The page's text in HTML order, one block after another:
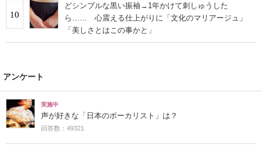
10
どシンプルな黒い振袖→1年かけて刺しゅうした
ら…… 心震える仕上がりに「文化のマリアージュ」
「美しさとはこの事かと」
アンケート
実施中
声が好きな「日本のボーカリスト」は？
回答数：49321